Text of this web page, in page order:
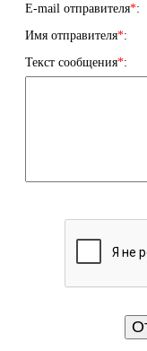
E-mail отправителя*:
Имя отправителя*:
Текст сообщения*: